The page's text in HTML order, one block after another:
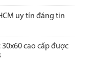
uy tín đáng tin
cao cấp được